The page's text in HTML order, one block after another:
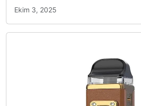
Ekim 3, 2025